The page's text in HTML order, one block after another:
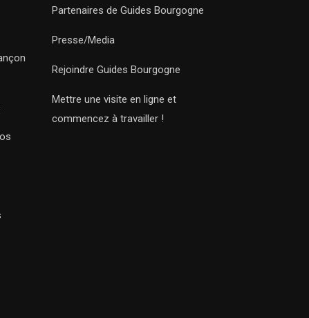
Partenaires de Guides Bourgogne
Presse/Media
Rejoindre Guides Bourgogne
Mettre une visite en ligne et
commencez à travailler !